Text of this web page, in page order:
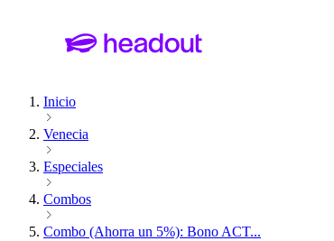
Inicio
Venecia
Especiales
Combos
Combo (Ahorra un 5%): Bono ACT...